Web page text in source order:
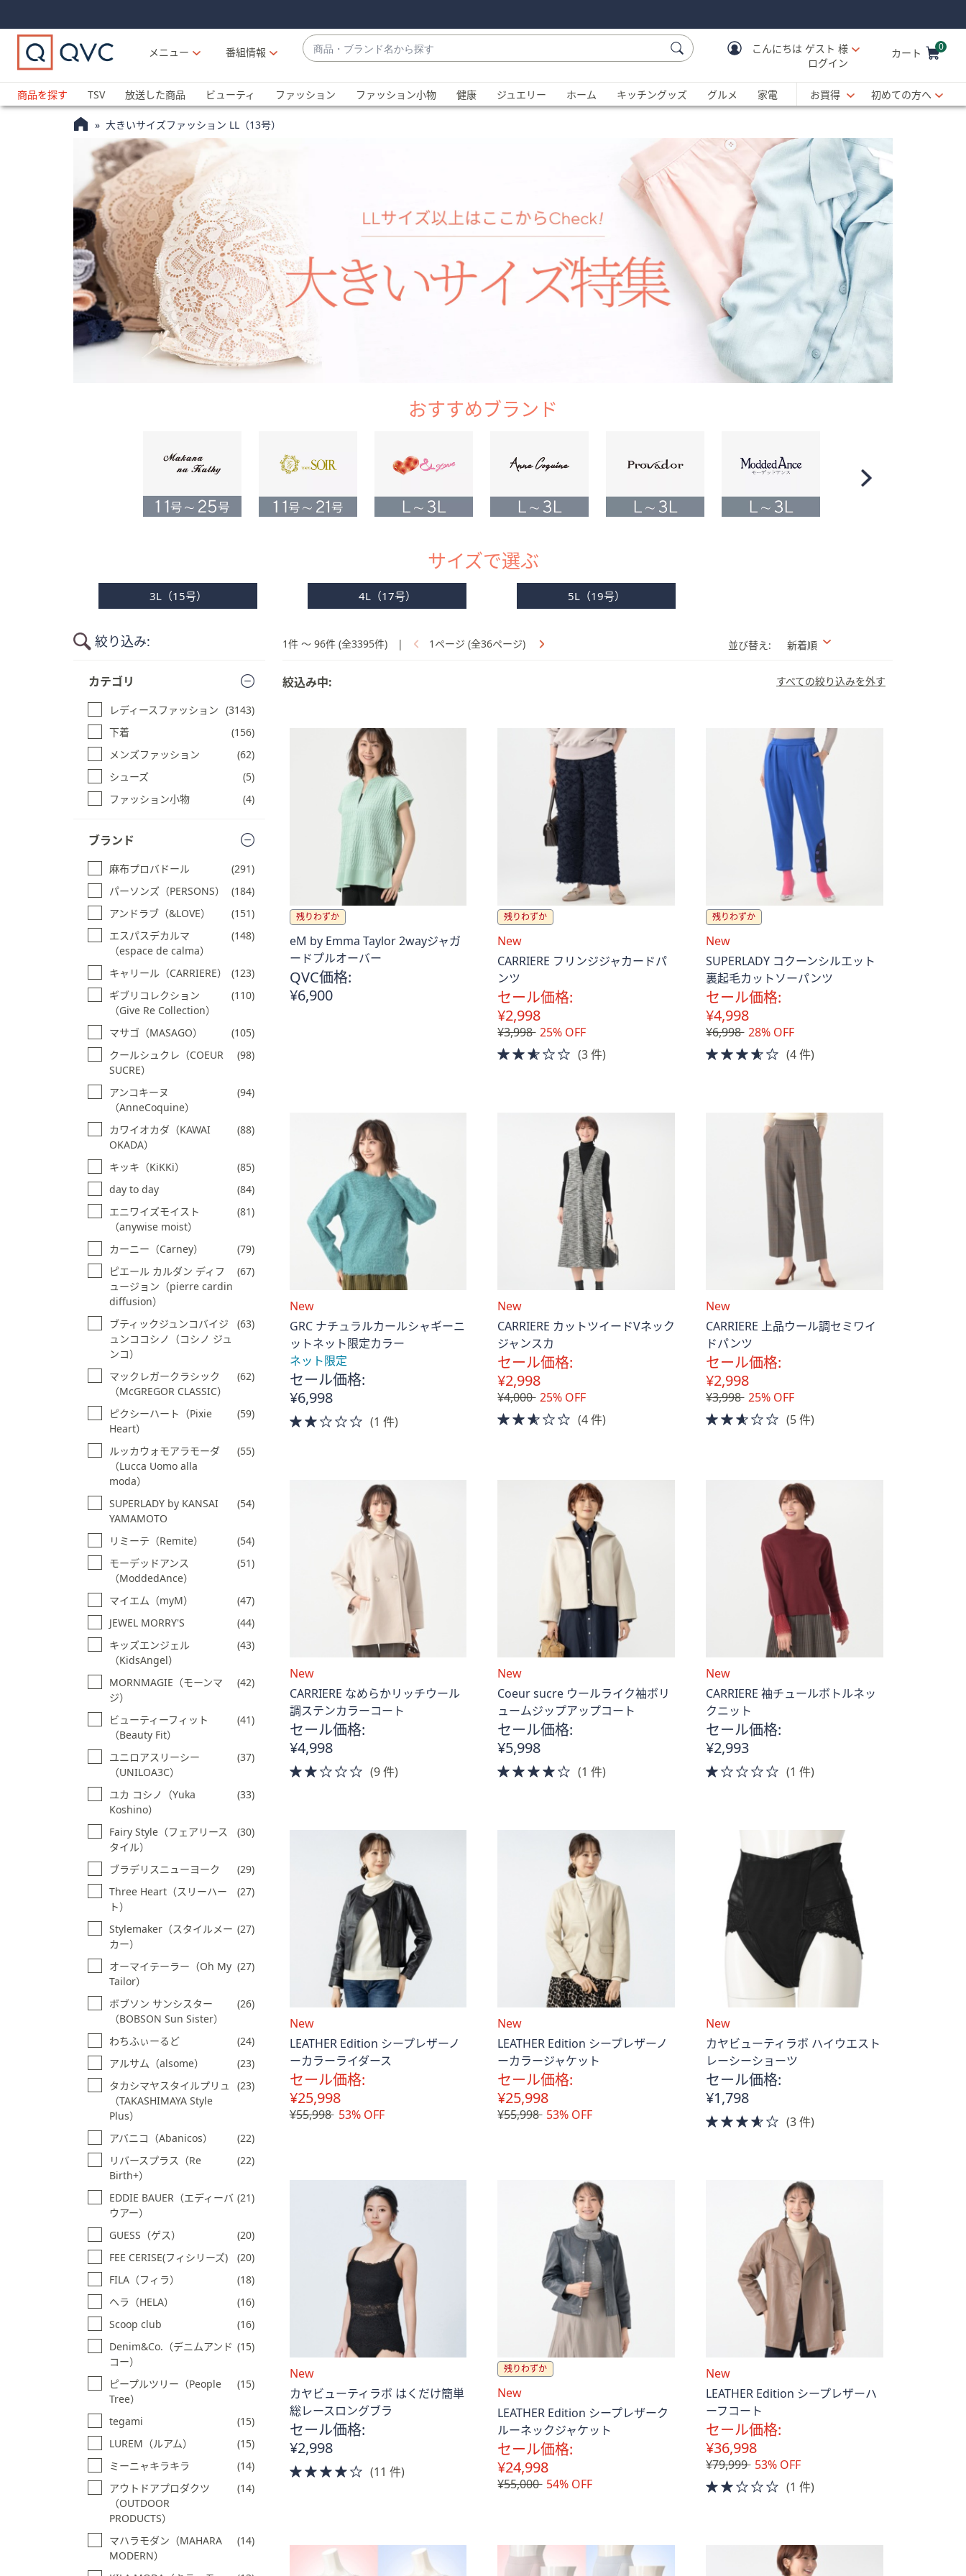
Links
Links2
メニュー
番組情報
商
品・
ラ
ン
補
が
下
の
矢
ま
デ
イ
ス
に
イ
し
て
こんにちは ゲスト 様
ログイン
カート 0
商品を探す
TSV 放送した商品 ビューティ ファッション ファッション小物 健康 ジュエリー ホーム キッチングッズ グルメ 家電 お買得 初めての方へ
大きいサイズファッション LL（13号）
おすすめブランド
Scroll
サイズで選ぶ
3L（15号） 4L（17号） 5L（19号）
絞り込み:
カテゴリ
レディースファッション (3143)
下着
(156)
メンズファッション
(62)
シューズ
(5)
ファッション小物
(4)
ブランド
麻布プロバドール
(291)
パーソンズ（PERSONS）
(184)
アンドラブ（&LOVE）
(151)
エスパスデカルマ
（espace de calma）
(148)
キャリール（CARRIERE）
(123)
ギブリコレクション
（Give Re Collection）
(110)
マサゴ（MASAGO）
(105)
クールシュクレ（COEUR
SUCRE）
(98)
アンコキーヌ
（AnneCoquine）
(94)
カワイオカダ（KAWAI
OKADA）
(88)
キッキ（KiKKi）
(85)
day to day
(84)
エニワイズモイスト
（anywise moist）
(81)
カーニー（Carney）
(79)
ピエール カルダン ディフ
ュージョン（pierre cardin
diffusion）
(67)
ブティックジュンコバイジ
ュンココシノ（コシノ ジュ
ンコ）
(63)
マックレガークラシック
（McGREGOR CLASSIC）
(62)
ピクシーハート（Pixie
Heart）
(59)
ルッカウォモアラモーダ
（Lucca Uomo alla
moda）
(55)
SUPERLADY by KANSAI
YAMAMOTO
(54)
リミーテ（Remite）
(54)
モーデッドアンス
（ModdedAnce）
(51)
マイエム（myM）
(47)
JEWEL MORRY'S
(44)
キッズエンジェル
（KidsAngel）
(43)
MORNMAGIE（モーンマ
ジ）
(42)
ビューティーフィット
（Beauty Fit）
(41)
ユニロアスリーシー
（UNILOA3C）
(37)
ユカ コシノ（Yuka
Koshino）
(33)
Fairy Style（フェアリース
タイル）
(30)
ブラデリスニューヨーク
(29)
Three Heart（スリーハー
ト）
(27)
Stylemaker（スタイルメー
カー）
(27)
オーマイテーラー（Oh My
Tailor）
(27)
ボブソン サンシスター
（BOBSON Sun Sister）
(26)
わちふぃーるど
(24)
アルサム（alsome）
(23)
タカシマヤスタイルプリュ
（TAKASHIMAYA Style
Plus）
(23)
アバニコ（Abanicos）
(22)
リバースプラス（Re
Birth+）
(22)
EDDIE BAUER（エディーバ
ウアー）
(21)
GUESS（ゲス）
(20)
FEE CERISE(フィシリーズ)
(20)
FILA（フィラ）
(18)
ヘラ（HELA）
(16)
Scoop club
(16)
Denim&Co.（デニムアンド
コー）
(15)
ピープルツリー（People
Tree）
(15)
tegami
(15)
LUREM（ルアム）
(15)
ミーニャキラキラ
(14)
アウトドアプロダクツ
（OUTDOOR
PRODUCTS）
(14)
マハラモダン（MAHARA
MODERN）
(14)
1件 〜 96件 (全3395件) | 1ページ (全36ページ) 並び替え: 新着順
すべての絞り込みを外す
絞込み中:
残りわずか
eM by Emma Taylor 2wayジャガ
ードプルオーバー
QVC価格:
¥6,900
残りわずか
New
CARRIERE フリンジジャカードパ
ンツ
セール価格:
¥2,998
¥3,998 25% OFF
2.5
(3 件)
残りわずか
New
SUPERLADY コクーンシルエット
裏起毛カットソーパンツ
セール価格:
¥4,998
¥6,998 28% OFF
3.5
(4 件)
New
GRC ナチュラルカールシャギーニ
ットネット限定カラー
ネット限定
セール価格:
¥6,998
2.0
(1 件)
New
CARRIERE カットツイードVネック
ジャンスカ
セール価格:
¥2,998
¥4,000 25% OFF
2.5
(4 件)
New
CARRIERE 上品ウール調セミワイ
ドパンツ
セール価格:
¥2,998
¥3,998 25% OFF
2.5
(5 件)
New
CARRIERE なめらかリッチウール
調ステンカラーコート
セール価格:
¥4,998
2.0
(9 件)
New
Coeur sucre ウールライク袖ボリ
ュームジップアップコート
セール価格:
¥5,998
4.0
(1 件)
New
CARRIERE 袖チュールボトルネッ
クニット
セール価格:
¥2,993
1.0
(1 件)
送
料
込
み
New
LEATHER Edition シープレザーノ
ーカラーライダース
セール価格:
¥25,998
¥55,998 53% OFF
送
料
込
み
New
LEATHER Edition シープレザーノ
ーカラージャケット
セール価格:
¥25,998
¥55,998 53% OFF
New
カヤビューティラボ ハイウエスト
レーシーショーツ
セール価格:
¥1,798
3.5
(3 件)
New
カヤビューティラボ はくだけ簡単
総レースロングブラ
セール価格:
¥2,998
4.0
(11 件)
残りわずか
送
料
込
み
New
LEATHER Edition シープレザーク
ルーネックジャケット
セール価格:
¥24,998
¥55,000 54% OFF
送
料
込
み
New
LEATHER Edition シープレザーハ
ーフコート
セール価格:
¥36,998
¥79,999 53% OFF
2.0
(1 件)